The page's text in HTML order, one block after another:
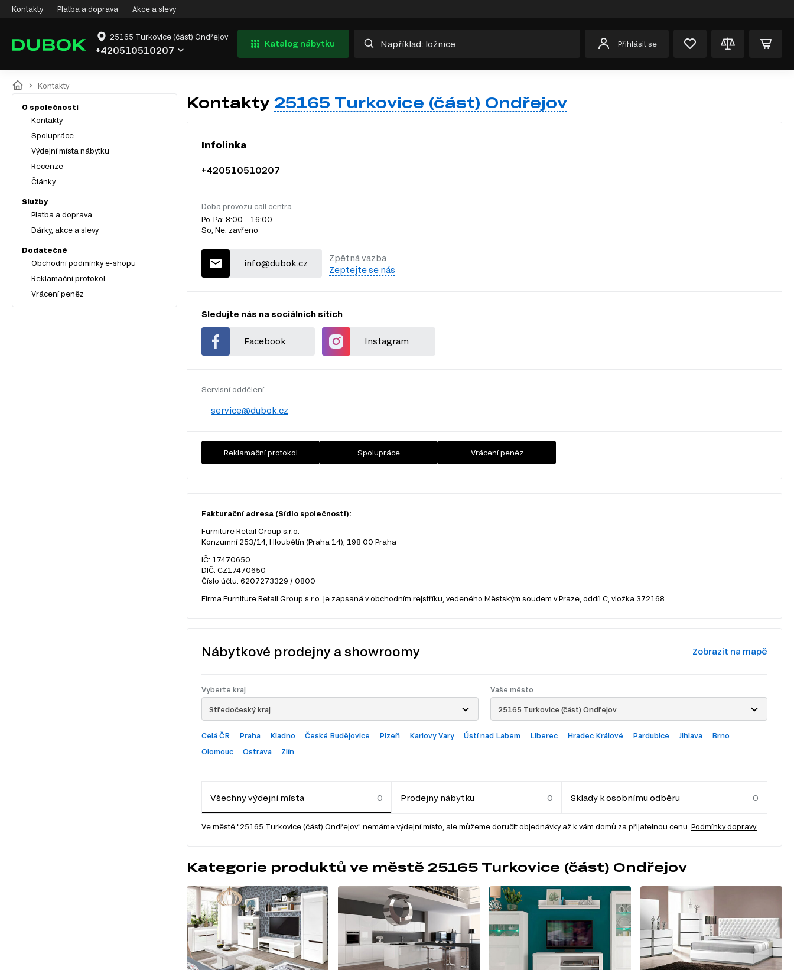
Kontakty Platba a doprava Akce a slevy
25165 Turkovice (část) Ondřejov
+420510510207
Katalog nábytku Přihlásit se
Kontakty
O společnosti
Kontakty
Spolupráce
Výdejní místa nábytku
Recenze
Články
Služby
Platba a doprava
Dárky, akce a slevy
Dodatečně
Obchodní podmínky e-shopu
Reklamační protokol
Vrácení peněz
Kontakty 25165 Turkovice (část) Ondřejov
Infolinka
+420510510207
Doba provozu call centra
Po-Pa: 8:00 – 16:00
So, Ne: zavřeno
info@dubok.cz
Zpětná vazba
Zeptejte se nás
Sledujte nás na sociálních sítích
Facebook Instagram
Servisní oddělení
service@dubok.cz
Reklamační protokol Spolupráce Vrácení peněz
Fakturační adresa (Sídlo společnosti):
Furniture Retail Group s.r.o.
Konzumní 253/14, Hloubětín (Praha 14), 198 00 Praha
IČ: 17470650
DIČ: CZ17470650
Číslo účtu: 6207273329 / 0800
Firma Furniture Retail Group s.r.o. je zapsaná v obchodním rejstříku, vedeného Městským soudem v Praze, oddíl C, vložka 372168.
Nábytkové prodejny a showroomy Zobrazit na mapě
Vyberte kraj
Středočeský kraj
Vaše město
25165 Turkovice (část) Ondřejov
Celá ČR Praha Kladno České Budějovice Plzeň Karlovy Vary Ústí nad Labem Liberec Hradec Králové Pardubice Jihlava
Brno
Olomouc
Ostrava Zlín
Všechny výdejní místa Prodejny nábytku Sklady k osobnímu odběru
Ve městě "25165 Turkovice (část) Ondřejov" nemáme výdejní místo, ale můžeme doručit objednávky až k vám domů za přijatelnou cenu. Podmínky dopravy.
Kategorie produktů ve městě 25165 Turkovice (část) Ondřejov